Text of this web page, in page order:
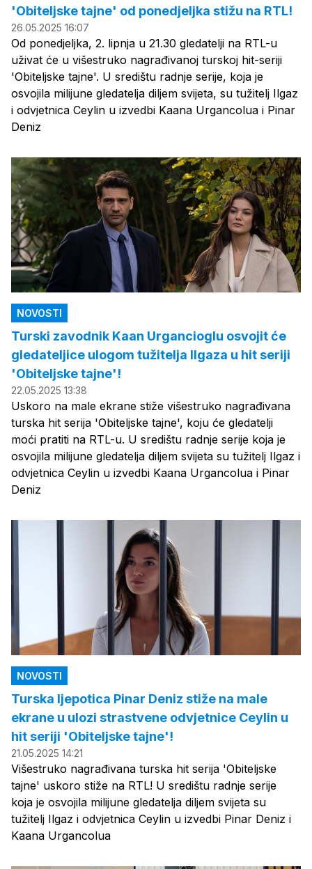
'Obiteljske tajne' od ponedjeljka stižu na RTL!
26.05.2025 16:07
Od ponedjeljka, 2. lipnja u 21.30 gledatelji na RTL-u
uživat će u višestruko nagrađivanoj turskoj hit-seriji
'Obiteljske tajne'. U središtu radnje serije, koja je
osvojila milijune gledatelja diljem svijeta, su tužitelj Ilgaz
i odvjetnica Ceylin u izvedbi Kaana Urgancolua i Pinar
Deniz
NOVOSTI
Turski zavodnik Kaan Urgancioglu osvojit će
gledateljice ulogom tužitelja Ilgaza u hit seriji
'Obiteljske tajne'!
22.05.2025 13:38
Uskoro na male ekrane stiže višestruko nagrađivana
turska hit serija 'Obiteljske tajne', koju će gledatelji
moći pratiti na RTL-u. U središtu radnje serije koja je
osvojila milijune gledatelja diljem svijeta su tužitelj Ilgaz i
odvjetnica Ceylin u izvedbi Kaana Urgancolua i Pinar
Deniz
NOVOSTI
Turska ljepotica Pinar Deniz stiže na male
ekrane u ulozi strastvene odvjetnice Ceylin u
hit seriji 'Obiteljske tajne'!
21.05.2025 14:21
Višestruko nagrađivana turska hit serija 'Obiteljske
tajne' uskoro stiže na RTL! U središtu radnje serije
koja je osvojila milijune gledatelja diljem svijeta su
tužitelj Ilgaz i odvjetnica Ceylin u izvedbi Pinar Deniz i
Kaana Urgancolua